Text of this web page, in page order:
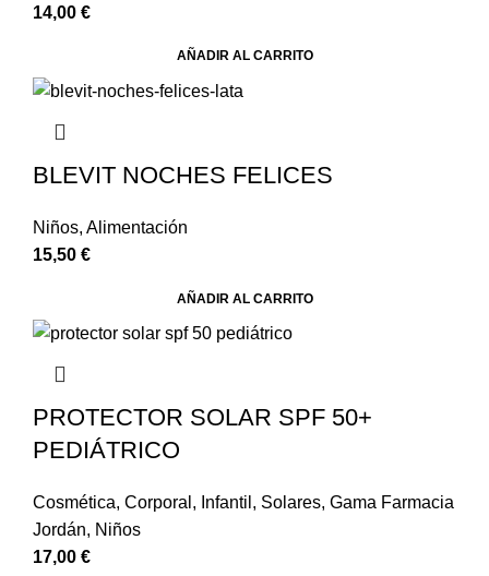
14,00 €
AÑADIR AL CARRITO
BLEVIT NOCHES FELICES
Niños, Alimentación
15,50 €
AÑADIR AL CARRITO
PROTECTOR SOLAR SPF 50+
PEDIÁTRICO
Cosmética, Corporal , Infantil , Solares, Gama Farmacia
Jordán, Niños
17,00 €